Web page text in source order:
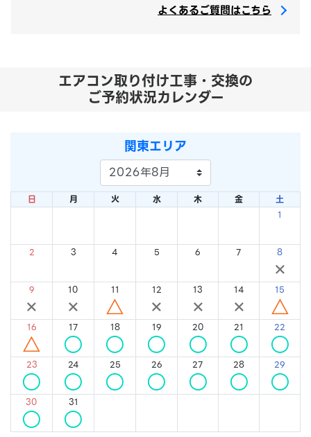
よくあるご質問はこちら
エアコン取り付け工事・交換の
ご予約状況カレンダー
関東エリア
日 月 火 水 木 金
土
1
2 3 4 5 6 7 8
×
9
×
10
×
11
△
12
×
13
×
14
×
15
△
16
△
17
○
18
○
19
○
20
○
21
○
22
○
23
○
24
○
25
○
26
○
27
○
28
○
29
○
30
○
31
○